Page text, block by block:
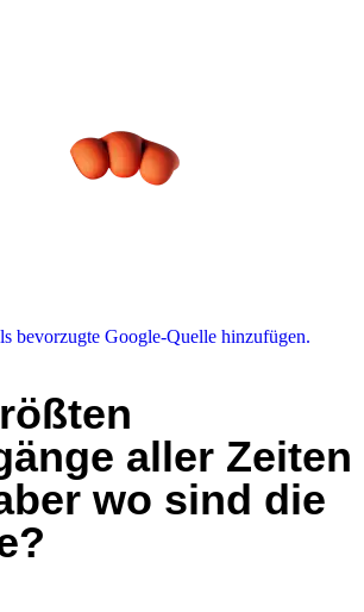
bevorzugte Google-Quelle hinzufügen.
aller Zeiten
wo sind die